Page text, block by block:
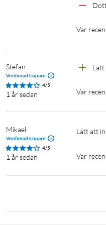
MR27BE är kompatibel
olika signaler i hemmet,
Med Mercusys-appen blir
hantera
anpassa det efter dina behov.
Wifi
Trådlösa standarder:
Var
Stefan
Verifierad köpare
4/5
1 år sedan
Lätt
Var
Mikael
Verifierad köpare
4/5
1 år sedan
Lätt att
Var